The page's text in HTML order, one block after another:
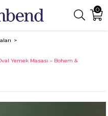
0
Yemek Masası – Bohem &